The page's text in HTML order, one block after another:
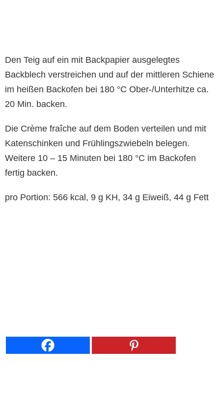
Den Teig auf ein mit Backpapier ausgelegtes
Backblech verstreichen und auf der mittleren Schiene
im heißen Backofen bei 180 °C Ober-/Unterhitze ca.
20 Min. backen.
Die Crème fraîche auf dem Boden verteilen und mit
Katenschinken und Frühlingszwiebeln belegen.
Weitere 10 – 15 Minuten bei 180 °C im Backofen
fertig backen.
pro Portion: 566 kcal, 9 g KH, 34 g Eiweiß, 44 g Fett